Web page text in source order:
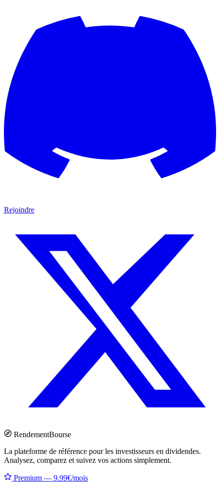
Rejoindre
RendementBourse
La plateforme de référence pour les investisseurs en dividendes.
Analysez, comparez et suivez vos actions simplement.
Premium — 9.99€/mois